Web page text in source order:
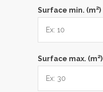
Surface min. (m2)
Surface max. (m2)